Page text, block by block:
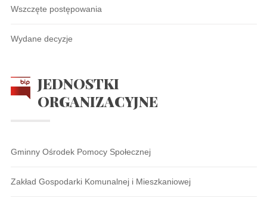
Wszczęte postępowania
Wydane decyzje
JEDNOSTKI
ORGANIZACYJNE
Gminny Ośrodek Pomocy Społecznej
Zakład Gospodarki Komunalnej i Mieszkaniowej